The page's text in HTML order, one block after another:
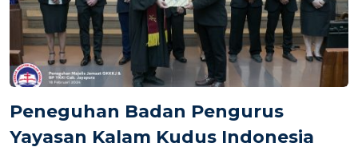
Peneguhan Badan Pengurus
Yayasan Kalam Kudus Indonesia